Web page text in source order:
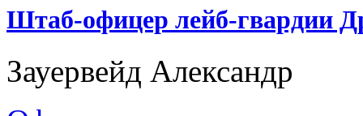
Штаб-офицер лейб-гвардии
Зауервейд Александр